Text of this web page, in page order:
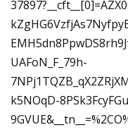
UAFoN_F_79h-
k5NOqD-